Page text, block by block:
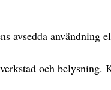
avsedda
och belysning.